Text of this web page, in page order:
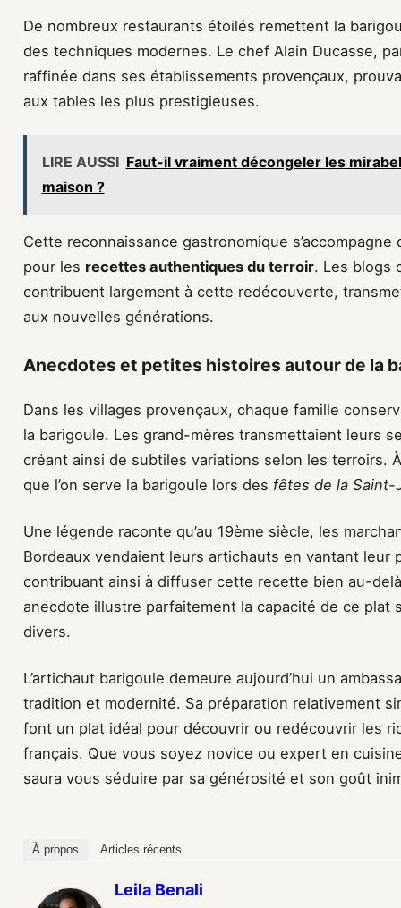
De nombreux restaurants étoilés remettent la
des techniques modernes. Le chef Alain Ducasse,
raffinée dans ses établissements provençaux,
aux tables les plus prestigieuses.
LIRE AUSSI Faut-il vraiment décongeler les
maison ?
Cette reconnaissance gastronomique
pour les recettes authentiques du terroir. Les blogs
contribuent largement à cette redécouverte,
aux nouvelles générations.
Anecdotes et petites histoires autour de la
Dans les villages provençaux, chaque famille
la barigoule. Les grand-mères transmettaient leurs
créant ainsi de subtiles variations selon les terroirs.
que l’on serve la barigoule lors des fêtes de la Saint-
Une légende raconte qu’au 19ème siècle, les
Bordeaux vendaient leurs artichauts en vantant leur
contribuant ainsi à diffuser cette recette bien au-
anecdote illustre parfaitement la capacité de ce plat
divers.
L’artichaut barigoule demeure aujourd’hui un
tradition et modernité. Sa préparation relativement
font un plat idéal pour découvrir ou redécouvrir les
français. Que vous soyez novice ou expert en
saura vous séduire par sa générosité et son goût
À propos Articles récents
Leila Benali